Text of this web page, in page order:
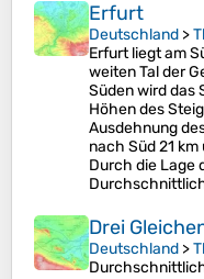
Erfurt
Deutschland >
Erfurt liegt am
weiten Tal der
Süden wird das
Höhen des
Ausdehnung
nach Süd 21
Durch die Lage
Drei
Deutschland >